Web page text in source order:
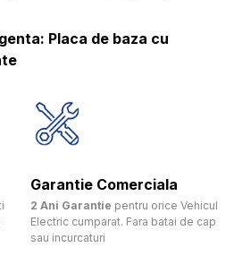
Placa de baza cu
Garantie Comerciala
2 Ani Garantie pentru orice Vehicul
Electric cumparat. Fara batai de cap
sau incurcaturi